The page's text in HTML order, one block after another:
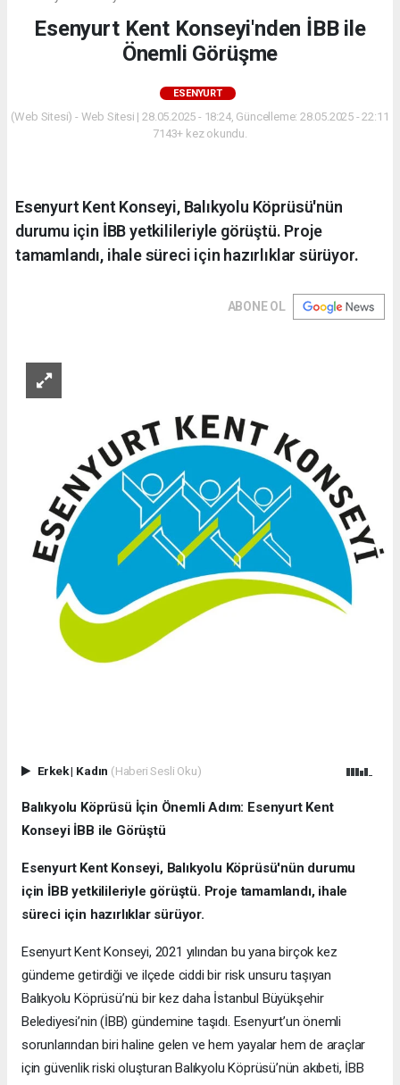
Esenyurt Kent Konseyi'nden İBB ile
Önemli Görüşme
ESENYURT
(Web Sitesi) - Web Sitesi | 28.05.2025 - 18:24, Güncelleme: 28.05.2025 - 22:11
7143+ kez okundu.
Esenyurt Kent Konseyi, Balıkyolu Köprüsü'nün
durumu için İBB yetkilileriyle görüştü. Proje
tamamlandı, ihale süreci için hazırlıklar sürüyor.
ABONE OL
Erkek| Kadın (Haberi Sesli Oku)
Balıkyolu Köprüsü İçin Önemli Adım: Esenyurt Kent
Konseyi İBB ile Görüştü
Esenyurt Kent Konseyi, Balıkyolu Köprüsü'nün durumu
için İBB yetkilileriyle görüştü. Proje tamamlandı, ihale
süreci için hazırlıklar sürüyor.
Esenyurt Kent Konseyi, 2021 yılından bu yana birçok kez
gündeme getirdiği ve ilçede ciddi bir risk unsuru taşıyan
Balıkyolu Köprüsü’nü bir kez daha İstanbul Büyükşehir
Belediyesi’nin (İBB) gündemine taşıdı. Esenyurt’un önemli
sorunlarından biri haline gelen ve hem yayalar hem de araçlar
için güvenlik riski oluşturan Balıkyolu Köprüsü’nün akıbeti, İBB